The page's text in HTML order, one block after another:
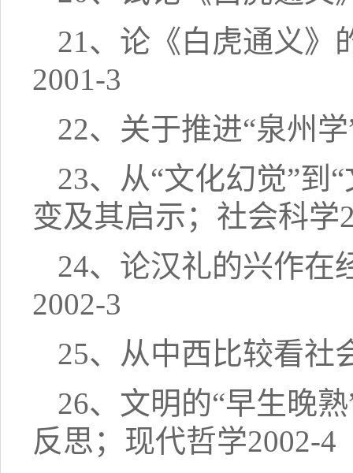
21、论《白虎通义》
2001-3
22、关于推进“泉州
23、从“文化幻觉”
变及其启示；社会科学
24、论汉礼的兴作在
2002-3
25、从中西比较看社
26、文明的“早生晚
反思；现代哲学2002-4